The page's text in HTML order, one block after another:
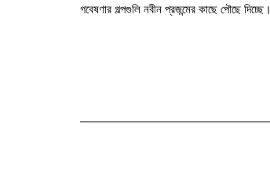
গবেষণার গল্পগুলি নবীন প্রজন্মের কাছে পৌছে দিচ্ছে।